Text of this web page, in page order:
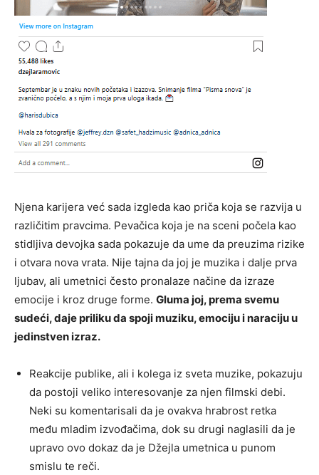
Njena karijera već sada izgleda kao priča koja se razvija u
različitim pravcima. Pevačica koja je na sceni počela kao
stidljiva devojka sada pokazuje da ume da preuzima rizike
i otvara nova vrata. Nije tajna da joj je muzika i dalje prva
ljubav, ali umetnici često pronalaze načine da izraze
emocije i kroz druge forme. Gluma joj, prema svemu
sudeći, daje priliku da spoji muziku, emociju i naraciju u
jedinstven izraz.
Reakcije publike, ali i kolega iz sveta muzike, pokazuju
da postoji veliko interesovanje za njen filmski debi.
Neki su komentarisali da je ovakva hrabrost retka
među mladim izvođačima, dok su drugi naglasili da je
upravo ovo dokaz da je Džejla umetnica u punom
smislu te reči.